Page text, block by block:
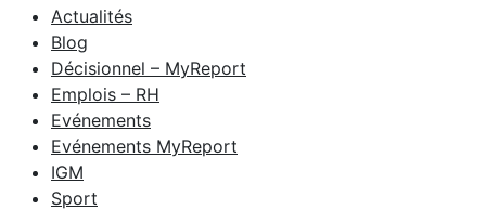
Actualités
Blog
Décisionnel – MyReport
Emplois – RH
Evénements
Evénements MyReport
IGM
Sport